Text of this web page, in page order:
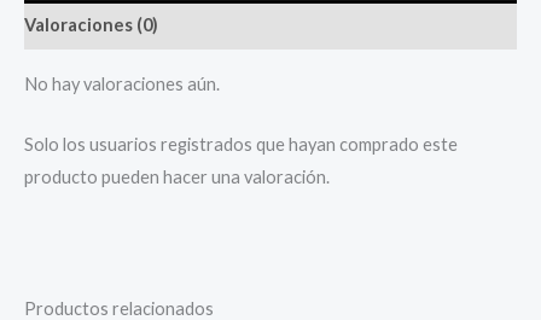
Valoraciones (0)
No hay valoraciones aún.
Solo los usuarios registrados que hayan comprado este
producto pueden hacer una valoración.
Productos relacionados